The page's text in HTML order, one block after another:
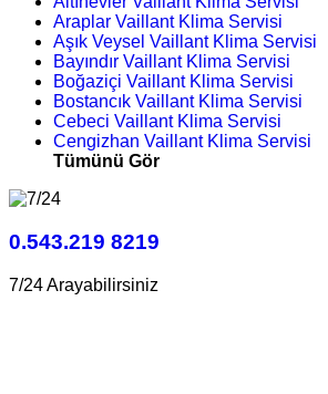
Araplar Vaillant Klima Servisi
Aşık Veysel Vaillant Klima Servisi
Bayındır Vaillant Klima Servisi
Boğaziçi Vaillant Klima Servisi
Bostancık Vaillant Klima Servisi
Cebeci Vaillant Klima Servisi
Cengizhan Vaillant Klima Servisi
Tümünü Gör
0.543.219 8219
7/24 Arayabilirsiniz